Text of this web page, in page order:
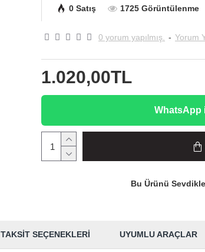
0 Satış
1725 Görüntülenme
0 yorum yapılmış. - Yorum
1.020,00TL
WhatsApp
Bu Ürünü
TAKSIT SEÇENEKLERI UYUMLU ARAÇLAR